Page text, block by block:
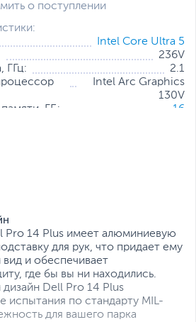
Intel Core Ultra 5
236V
ГГц:
2.1
Intel Arc Graphics
130V
ГБ:
16
о поступлении
Pro 14 Plus имеет алюминиевую
для рук, что придает ему
и обеспечивает
где бы вы ни находились.
Dell Pro 14 Plus
испытания по стандарту MIL-
для вашего парка